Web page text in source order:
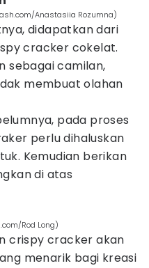
Anastasiia Rozumna)
didapatkan dari
cracker cokelat.
sebagai camilan,
membuat olahan
pada proses
perlu dihaluskan
Kemudian berikan
di atas
Rod Long)
crispy cracker akan
menarik bagi kreasi